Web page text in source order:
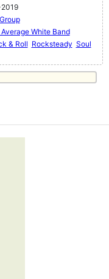
White Band
& Roll Rocksteady Soul